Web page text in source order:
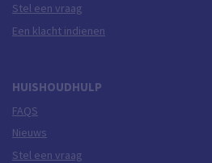
Stel een vraag
Een klacht indienen
HUISHOUDHULP
FAQS
Nieuws
Stel een vraag